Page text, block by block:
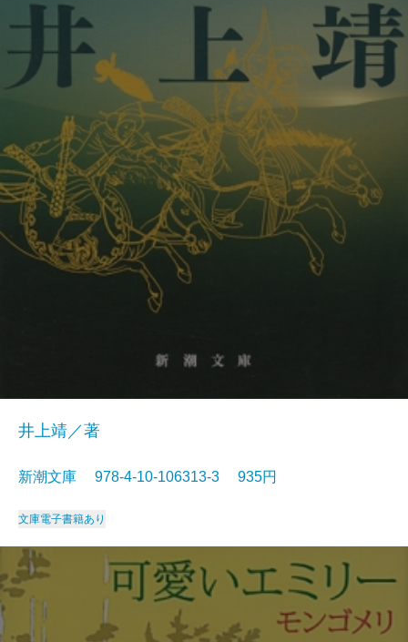
井上靖／著
新潮文庫 978-4-10-106313-3 935円
文庫電子書籍あり